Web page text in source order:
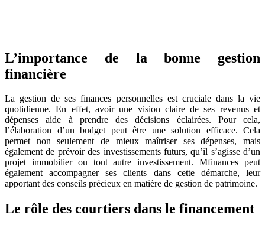
L’importance de la bonne gestion
financière
La gestion de ses finances personnelles est cruciale dans la vie
quotidienne. En effet, avoir une vision claire de ses revenus et
dépenses aide à prendre des décisions éclairées. Pour cela,
l’élaboration d’un budget peut être une solution efficace. Cela
permet non seulement de mieux maîtriser ses dépenses, mais
également de prévoir des investissements futurs, qu’il s’agisse d’un
projet immobilier ou tout autre investissement. Mfinances peut
également accompagner ses clients dans cette démarche, leur
apportant des conseils précieux en matière de gestion de patrimoine.
Le rôle des courtiers dans le financement